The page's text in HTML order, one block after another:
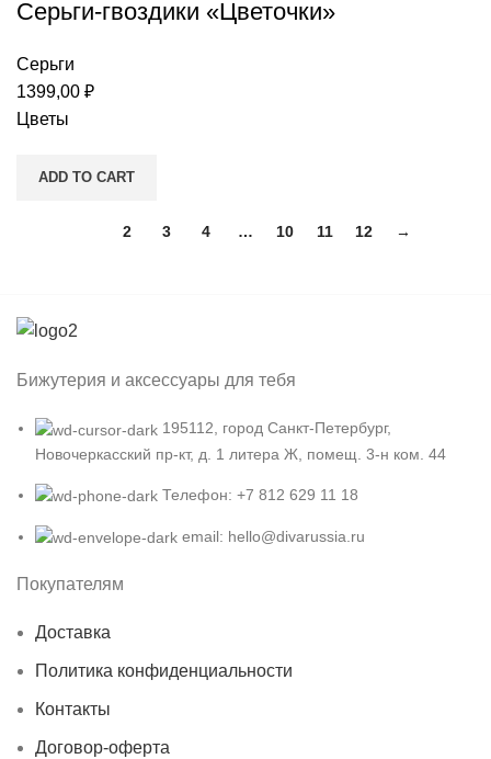
Серьги-гвоздики «Цветочки»
Серьги
1399,00 ₽
Цветы
ADD TO CART
2 3 4 … 10 11 12 →
Бижутерия и аксессуары для тебя
195112, город Санкт-Петербург,
Новочеркасский пр-кт, д. 1 литера Ж, помещ. 3-н ком. 44
Телефон: +7 812 629 11 18
email: hello@divarussia.ru
Покупателям
Доставка
Политика конфиденциальности
Контакты
Договор-оферта